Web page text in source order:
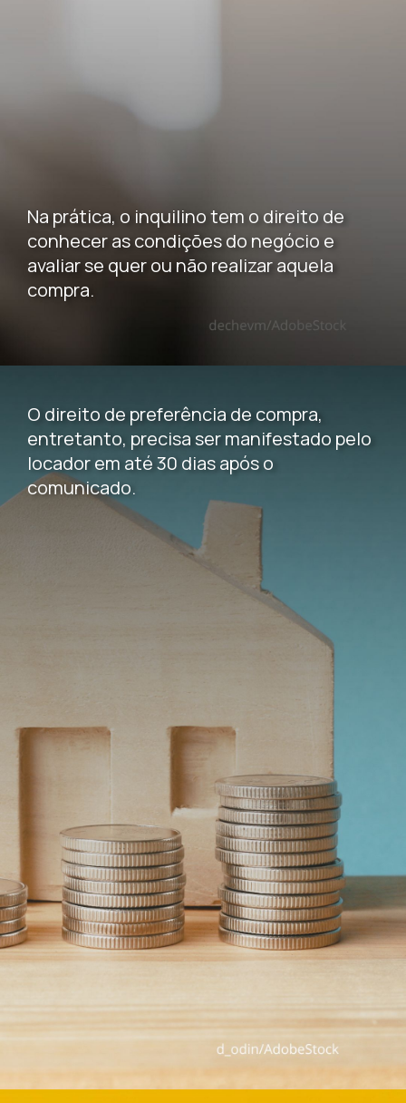
Na prática, o inquilino tem o direito de
conhecer as condições do negócio e
avaliar se quer ou não realizar aquela
compra.
O direito de preferência de compra,
entretanto, precisa ser manifestado pelo
locador em até 30 dias após o
comunicado.